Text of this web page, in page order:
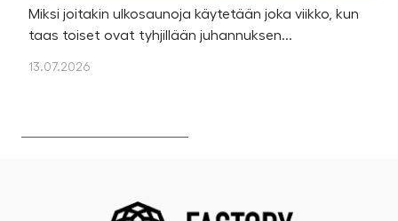
Miksi joitakin ulkosaunoja käytetään joka viikko, kun
taas toiset ovat tyhjillään juhannuksen...
13.07.2026